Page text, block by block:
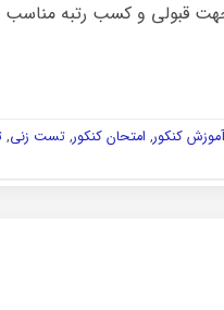
قبولی و کسب رتبه
آموزش کنکور, امتحان کنکور,تست زنی,